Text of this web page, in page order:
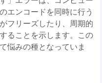
エンコードを同時に行う
フリーズしたり、周期的
ることを示します。この
悩みの種となっていま